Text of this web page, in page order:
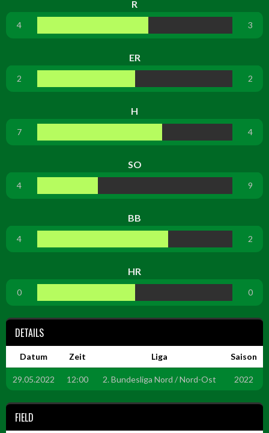
R
4 3
ER
2 2
H
7 4
SO
4 9
BB
4 2
HR
0 0
DETAILS
Datum Zeit Liga Saison
29.05.2022 12:00 2. Bundesliga Nord / Nord-Ost 2022
FIELD